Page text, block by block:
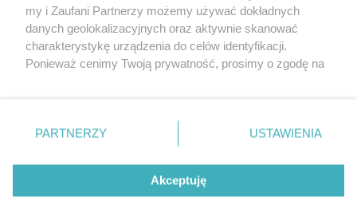
Nasze serwisy
Aktualności
Tcz24
Historia miasta
Muzyka i kultura
Archiwum wydarzeń
Zdjęcia miasta
my i Zaufani Partnerzy możemy używać dokładnych
danych geolokalizacyjnych oraz aktywnie skanować
charakterystykę urządzenia do celów identyfikacji.
Ponieważ cenimy Twoją prywatność, prosimy o zgodę na
znajdujący się w lewym dolnym rogu strony
. Niektóre
przetwarzaniu. Preferencje będą miały zastosowania tylko
PARTNERZY USTAWIENIA
Akceptuję